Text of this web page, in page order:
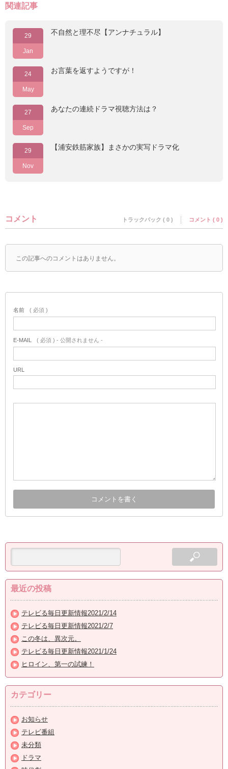
関連記事
29
Jan
不自然と理不尽【アンナチュラル】
24
May
お言葉を返すようですが！
27
Sep
あなたの連続ドラマ視聴方法は？
29
Nov
【浦安鉄筋家族】まさかの実写ドラマ化
コメント トラックバック ( 0 ) コメント ( 0 )
この記事へのコメントはありません。
名前 ( 必須 )
E-MAIL ( 必須 ) - 公開されません -
URL
最近の投稿
テレビる毎日更新情報2021/2/14
テレビる毎日更新情報2021/2/7
この冬は、異次元。
テレビる毎日更新情報2021/1/24
ヒロイン、第一の試練！
カテゴリー
お知らせ
テレビ番組
未分類
ドラマ